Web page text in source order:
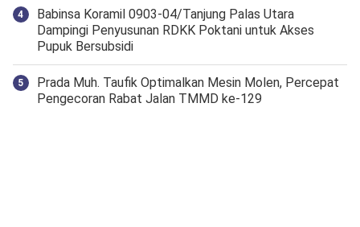
‎Babinsa Koramil 0903-04/Tanjung Palas Utara
Dampingi Penyusunan RDKK Poktani untuk Akses
Pupuk Bersubsidi
Prada Muh. Taufik Optimalkan Mesin Molen, Percepat
Pengecoran Rabat Jalan TMMD ke-129